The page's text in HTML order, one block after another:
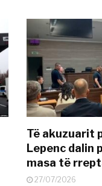
Të akuzuarit
Lepenc dalin
masa të
27/07/2026